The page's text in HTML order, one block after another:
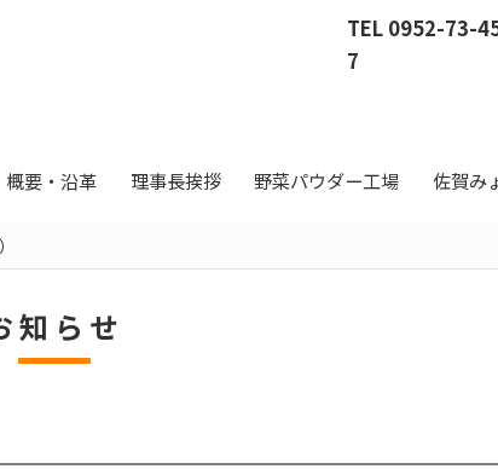
TEL 0952-73-
7
概要・沿革 理事長挨拶 野菜パウダー工場 佐賀み
知らせ